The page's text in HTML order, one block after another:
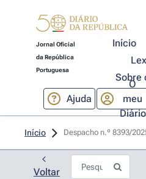
Jornal Oficial
da República
Portuguesa
Início
Sobre
Ajuda
O
meu
Diário
Início Despacho n.º 8393/
Voltar